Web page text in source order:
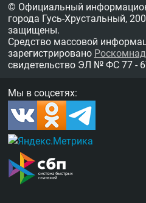
© Официальный
города Гусь-Хрустальный,
защищены.
Средство массовой
зарегистрировано
свидетельство ЭЛ № ФС 77 -
Мы в соцсетях: